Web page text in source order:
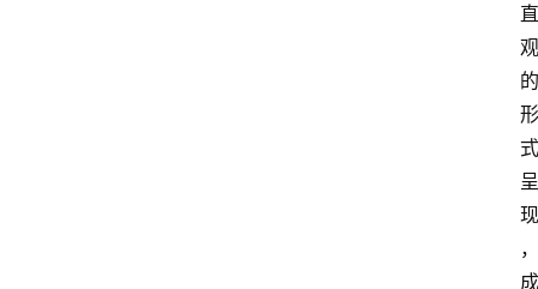
直
观
的
形
式
呈
现
，
成